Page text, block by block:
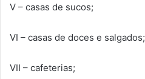
V – casas de sucos;
VI – casas de doces e salgados;
VII – cafeterias;